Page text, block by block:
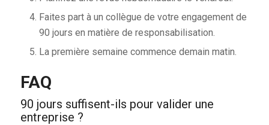
Faites part à un collègue de votre engagement de
90 jours en matière de responsabilisation.
La première semaine commence demain matin.
FAQ
90 jours suffisent-ils pour valider une
entreprise ?